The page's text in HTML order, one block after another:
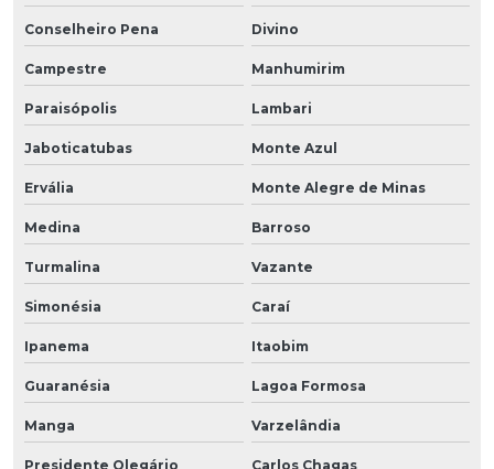
Conselheiro Pena Divino
Campestre Manhumirim
Paraisópolis Lambari
Jaboticatubas Monte Azul
Ervália Monte Alegre de Minas
Medina Barroso
Turmalina Vazante
Simonésia Caraí
Ipanema Itaobim
Guaranésia Lagoa Formosa
Manga Varzelândia
Presidente Olegário Carlos Chagas